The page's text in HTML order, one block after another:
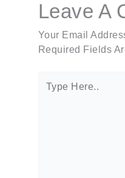
Leave A
Your Email
Required Fields
Here..